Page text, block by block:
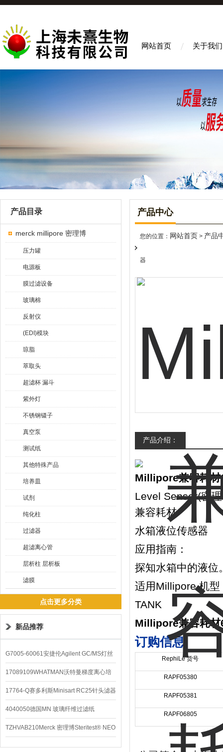
网站首页 关于我们
产品目录
merck millipore 密理博
压力罐
电源板
膜过滤设备
玻璃棉
反射仪
(EDI)模块
琼脂
萃取头
超滤杯 漏斗
紫外灯
不锈钢镊子
真空泵
测试纸
其他特殊产品
培养皿
试剂
纯化柱
过滤器
超滤离心管
层析柱 层析板
滤膜
点击更多分类
新品推荐
G7005-60061安捷伦Agilent GC/MS灯丝
配件
17089109WHATMAN沃特曼梯度离心培
养基
17764-Q赛多利斯Minisart RC25针头滤器
4040050德国MN 玻璃纤维过滤纸
TZHVAB210Merck 密理博Steritest® NEO
设备
产品中心
您的位置： 网站首页 > 产品
器
产品介绍：
Millipore兼容耗材
Level Sensor(密
兼容耗材
水箱液位传感器
应用指南：
探知水箱中的液位
适用Millipore 机型
TANK
Millipore兼容耗材
订购信息:
RephiLe 货号
RAPF05380
RAPF05381
RAPF06805